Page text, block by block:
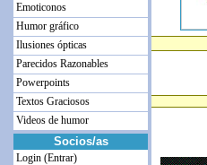
Emoticonos
Humor gráfico
Ilusiones ópticas
Parecidos Razonables
Powerpoints
Textos Graciosos
Videos de humor
Socios/as
Login (Entrar)